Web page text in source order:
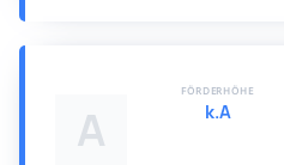
A
FÖRDERHÖHE
k.A